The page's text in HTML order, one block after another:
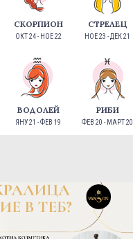
СКОРПИОН
ОКТ 24 - НОЕ 22
СТРЕЛЕЦ
НОЕ 23 - ДЕК 21
ВОДОЛЕЙ
ЯНУ 21 - ФЕВ 19
РИБИ
ФЕВ 20 - МАРТ 20